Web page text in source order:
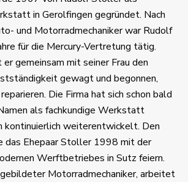
in Gerolfingen gegründet. Nach
und Motorradmechaniker war Rudolf
für die Mercury-Vertretung tätig.
gemeinsam mit seiner Frau den
gewagt und begonnen,
Die Firma hat sich schon bald
als fachkundige Werkstatt
kontinuierlich weiterentwickelt. Den
das Ehepaar Stoller 1998 mit der
Werftbetriebes in Sutz feiern.
Motorradmechaniker, arbeitet